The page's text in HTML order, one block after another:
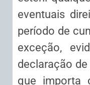
eventuais
período de
exceção,
declaração
que importa